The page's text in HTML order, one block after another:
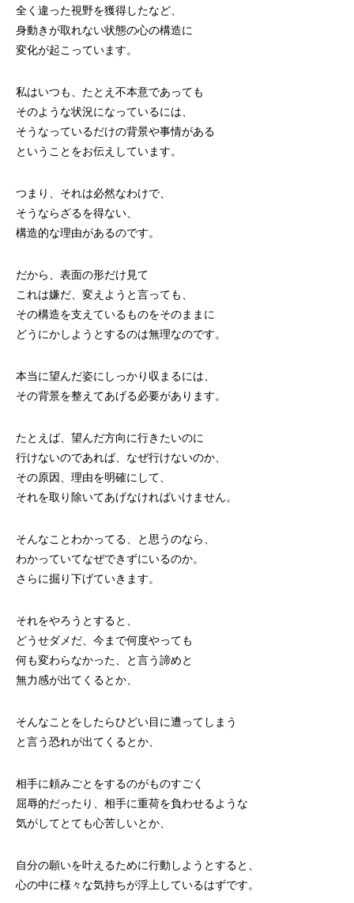
全く違った視野を獲得したなど、
身動きが取れない状態の心の構造に
変化が起こっています。
私はいつも、たとえ不本意であっても
そのような状況になっているには、
そうなっているだけの背景や事情がある
ということをお伝えしています。
つまり、それは必然なわけで、
そうならざるを得ない、
構造的な理由があるのです。
だから、表面の形だけ見て
これは嫌だ、変えようと言っても、
その構造を支えているものをそのままに
どうにかしようとするのは無理なのです。
本当に望んだ姿にしっかり収まるには、
その背景を整えてあげる必要があります。
たとえば、望んだ方向に行きたいのに
行けないのであれば、なぜ行けないのか、
その原因、理由を明確にして、
それを取り除いてあげなければいけません。
そんなことわかってる、と思うのなら、
わかっていてなぜできずにいるのか。
さらに掘り下げていきます。
それをやろうとすると、
どうせダメだ、今まで何度やっても
何も変わらなかった、と言う諦めと
無力感が出てくるとか、
そんなことをしたらひどい目に遭ってしまう
と言う恐れが出てくるとか、
相手に頼みごとをするのがものすごく
屈辱的だったり、相手に重荷を負わせるような
気がしてとても心苦しいとか、
自分の願いを叶えるために行動しようとすると、
心の中に様々な気持ちが浮上しているはずです。